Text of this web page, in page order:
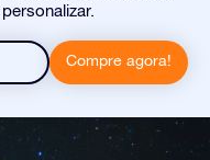
Compre agora!